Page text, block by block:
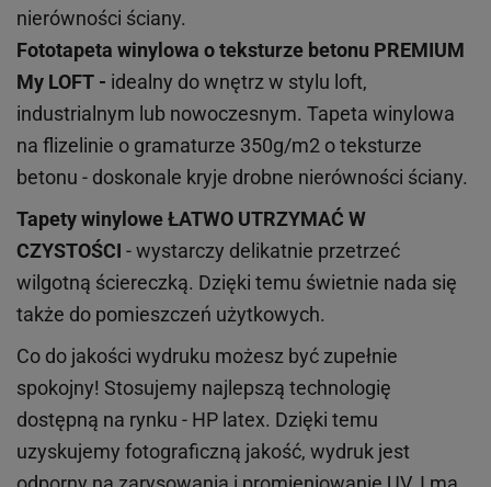
nierówności ściany.
Fototapeta winylowa oteksturze betonu PREMIUM
My LOFT - idealny do wnętrz w stylu loft,
industrialnym lub nowoczesnym. Tapeta winylowa
na flizelinie o gramaturze 350g/m2 o teksturze
betonu - doskonale kryje drobne nierówności ściany.
Tapety winyloweŁATWO UTRZYMAĆ W
CZYSTOŚCI - wystarczy delikatnie przetrzeć
wilgotną ściereczką. Dzięki temu świetnie nada się
także do pomieszczeń użytkowych.
Co do jakości wydruku możesz być zupełnie
spokojny! Stosujemy najlepszą technologię
dostępną na rynku - HP latex. Dzięki temu
uzyskujemy fotograficzną jakość, wydruk jest